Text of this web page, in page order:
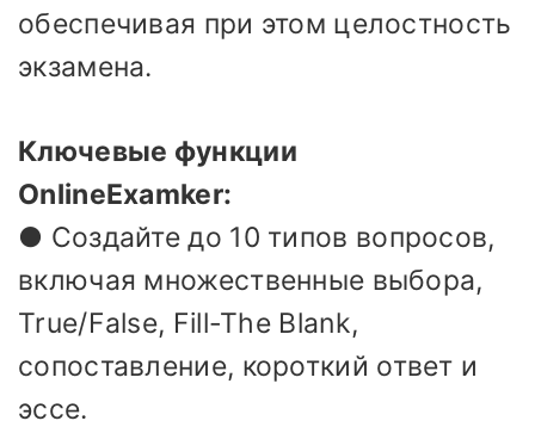
обеспечивая при этом целостность
экзамена.
Ключевые функции
OnlineExamker:
● Создайте до 10 типов вопросов,
включая множественные выбора,
True/False, Fill-The Blank,
сопоставление, короткий ответ и
эссе.